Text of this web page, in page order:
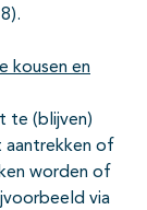
kousen en
te (blijven)
aantrekken of
worden of
via